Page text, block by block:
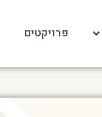
פרויקטים